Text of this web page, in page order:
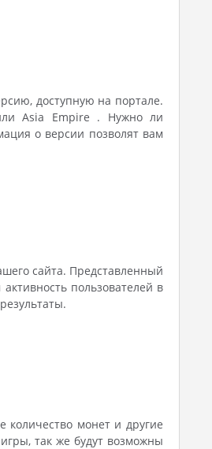
доступную на портале.
Asia Empire . Нужно ли
о версии позволят вам
сайта. Представленный
пользователей в
количество монет и другие
так же будут возможны